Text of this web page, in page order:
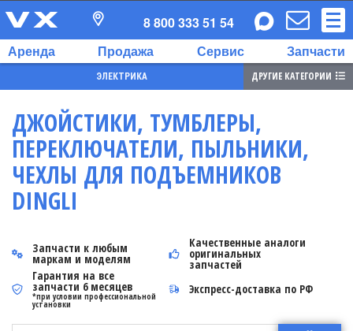
Аренда Продажа Сервис Запчасти
8 800 333 51 54
ЭЛЕКТРИКА ДРУГИЕ КАТЕГОРИИ
ДЖОЙСТИКИ, ТУМБЛЕРЫ,
ПЕРЕКЛЮЧАТЕЛИ, ПЫЛЬНИКИ,
ЧЕХЛЫ ДЛЯ ПОДЪЕМНИКОВ
DINGLI
Запчасти к любым
маркам и моделям
Качественные аналоги
оригинальных
запчастей
Гарантия на все
запчасти 6 месяцев
*при условии профессиональной
установки
Экспресс-доставка по РФ